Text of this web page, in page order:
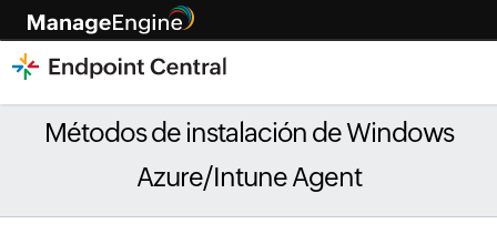
Métodos de instalación de Windows
Azure/Intune Agent